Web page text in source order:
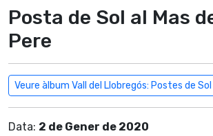
Posta de Sol al Mas
Pere
Veure àlbum Vall del Llobregós: Postes de
Data: 2 de Gener de 2020